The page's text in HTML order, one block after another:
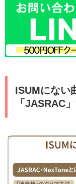
ISUMにない
「JASRAC